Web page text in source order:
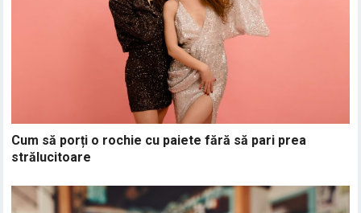
Cum să porți o rochie cu paiete fără să pari prea
strălucitoare